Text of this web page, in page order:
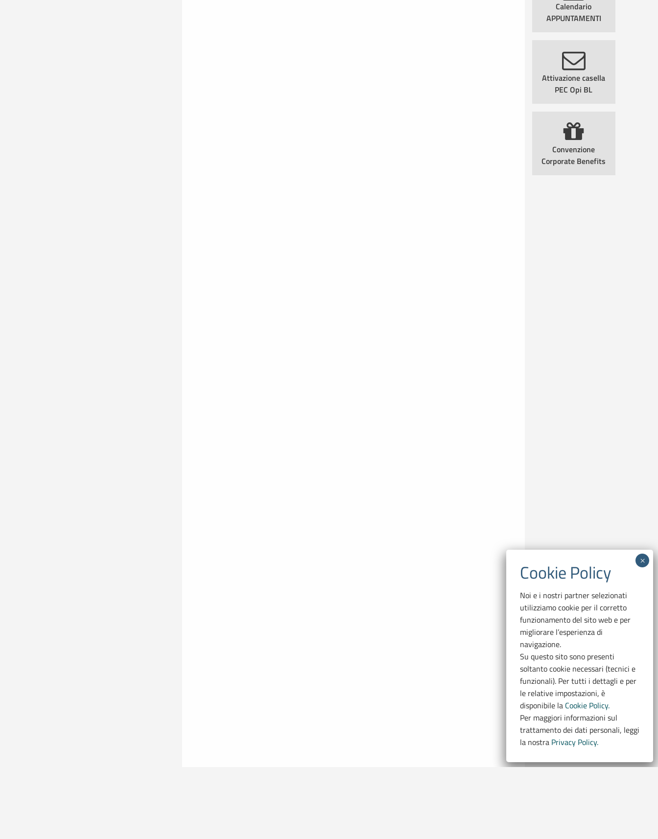
Calendario
APPUNTAMENTI
Attivazione casella
PEC Opi BL
Convenzione
Corporate Benefits
Noi e i nostri partner selezionati
utilizziamo cookie per il corretto
funzionamento del sito web e per
migliorare l’esperienza di
navigazione.
Su questo sito sono presenti
soltanto cookie necessari (tecnici e
funzionali). Per tutti i dettagli e per
le relative impostazioni, è
disponibile la Cookie Policy.
Per maggiori informazioni sul
trattamento dei dati personali, leggi
la nostra Privacy Policy.